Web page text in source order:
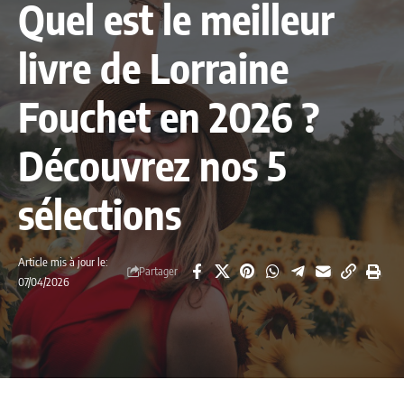
Quel est le meilleur
livre de Lorraine
Fouchet en 2026 ?
Découvrez nos 5
sélections
Article mis à jour le:
07/04/2026
Partager